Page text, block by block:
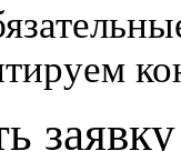
заявку